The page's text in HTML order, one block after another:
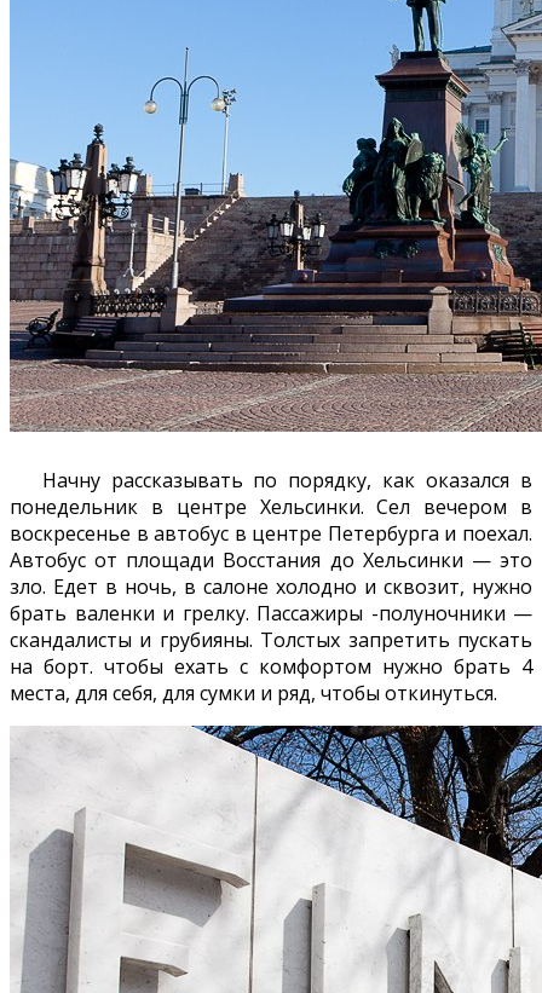
Начну рассказывать по порядку, как оказался в
понедельник в центре Хельсинки. Сел вечером в
воскресенье в автобус в центре Петербурга и поехал.
Автобус от площади Восстания до Хельсинки — это
зло. Едет в ночь, в салоне холодно и сквозит, нужно
брать валенки и грелку. Пассажиры -полуночники —
скандалисты и грубияны. Толстых запретить пускать
на борт. чтобы ехать с комфортом нужно брать 4
места, для себя, для сумки и ряд, чтобы откинуться.